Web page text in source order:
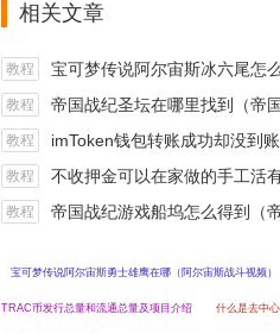
相关文章
教程 宝可梦传说阿尔宙斯冰六尾怎么进化（宝可梦冰六
教程 帝国战纪圣坛在哪里找到（帝国战纪游
教程 imToken钱包转账成功却没到账是怎
教程 不收押金可以在家做的手工活有哪些？四个可以操作的小项
教程 帝国战纪游戏船坞怎么得到（帝国战纪战
宝可梦传说阿尔宙斯勇士雄鹰在哪（阿尔宙斯战斗视频）
TRAC币发行总量和流通总量及项目介绍 什么是去中